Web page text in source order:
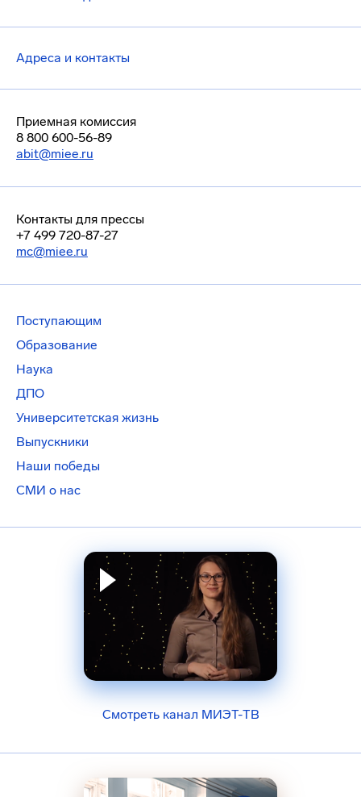
Адреса и контакты
Приемная комиссия
8 800 600-56-89
abit@miee.ru
Контакты для прессы
+7 499 720-87-27
mc@miee.ru
Поступающим
Образование
Наука
ДПО
Университетская жизнь
Выпускники
Наши победы
СМИ о нас
Смотреть канал МИЭТ-ТВ